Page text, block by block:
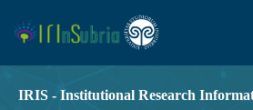
IRIS - Institutional Research